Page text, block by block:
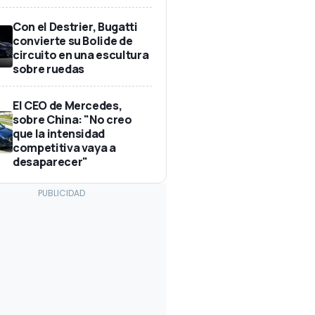
Con el Destrier, Bugatti
convierte su Bolide de
circuito en una escultura
sobre ruedas
El CEO de Mercedes,
sobre China: "No creo
que la intensidad
competitiva vaya a
desaparecer"